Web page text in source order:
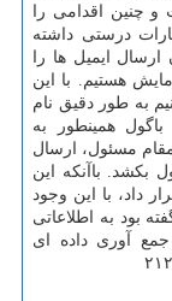
و چنین اقدامی را
درستی داشته
ایمیل ها را
هستیم. با این
به طور دقیق نام
همینطور به
مسئول، ارسال
طول بکشد. باآنکه این
تأثیر قرار داد، با این وجود
بود به اطلاعاتی
آوری داده ای